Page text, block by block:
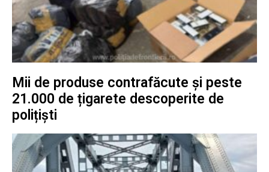
Mii de produse contrafăcute și peste
21.000 de țigarete descoperite de
polițiști